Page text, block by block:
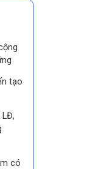
tạo
LĐ,
có